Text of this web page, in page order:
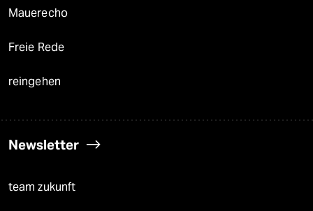
Mauerecho
Freie Rede
reingehen
Newsletter
team zukunft